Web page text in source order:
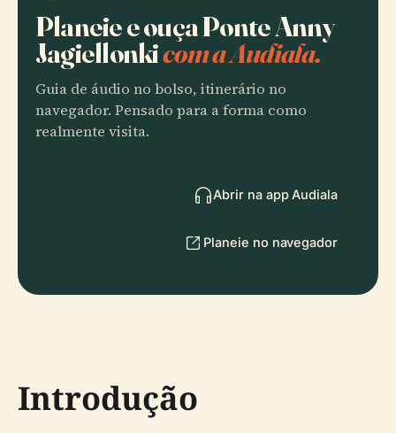
Planeie e ouça Ponte Anny
Jagiellonkicom a Audiala.
Guia de áudio no bolso, itinerário no
navegador. Pensado para a forma como
realmente visita.
Abrir na app Audiala
Planeie no navegador
Introdução